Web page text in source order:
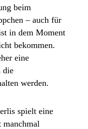
beim
– auch für
in dem Moment
bekommen.
eine
die
werden.
spielt eine